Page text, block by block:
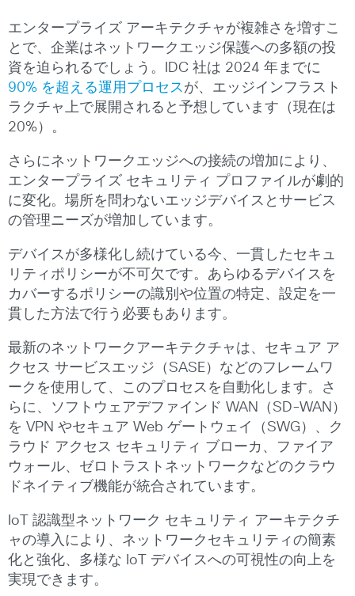
エンタープライズ アーキテクチャが複雑さを増すこ
とで、企業はネットワークエッジ保護への多額の投
資を迫られるでしょう。IDC 社は 2024 年までに
90% を超える運用プロセスが、エッジインフラスト
ラクチャ上で展開されると予想しています（現在は
20%）。
さらにネットワークエッジへの接続の増加により、
エンタープライズ セキュリティ プロファイルが劇的
に変化。場所を問わないエッジデバイスとサービス
の管理ニーズが増加しています。
デバイスが多様化し続けている今、一貫したセキュ
リティポリシーが不可欠です。あらゆるデバイスを
カバーするポリシーの識別や位置の特定、設定を一
貫した方法で行う必要もあります。
最新のネットワークアーキテクチャは、セキュア ア
クセス サービスエッジ（SASE）などのフレームワ
ークを使用して、このプロセスを自動化します。さ
らに、ソフトウェアデファインド WAN（SD-WAN）
を VPN やセキュア Web ゲートウェイ（SWG）、ク
ラウド アクセス セキュリティ ブローカ、ファイア
ウォール、ゼロトラストネットワークなどのクラウ
ドネイティブ機能が統合されています。
IoT 認識型ネットワーク セキュリティ アーキテクチ
ャの導入により、ネットワークセキュリティの簡素
化と強化、多様な IoT デバイスへの可視性の向上を
実現できます。